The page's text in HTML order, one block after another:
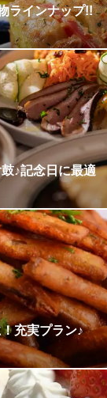
CAFE 中野セントラ
口 徒歩1分
野セントラルパークサウス
ラインナップ!!
ーズとトマトの串
ツァレラとトマト
たピアンタの定番
されることも！
歩4分
♪記念日に最適
扉付きのプライベ
オススメです。優
レンチをお楽しみ
料理は女性にピッ
中野での女子会・
中野店
貸切
口 徒歩1分
充実プラン♪
のコースをお任せ